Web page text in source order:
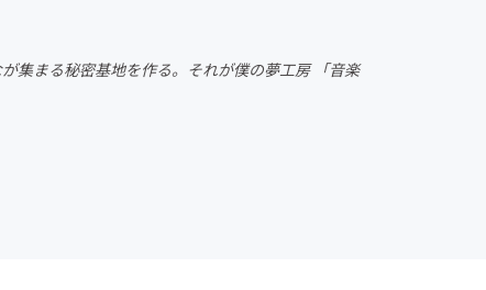
ファッション
集まる秘密基地を作る。それが僕の夢工房 「音楽